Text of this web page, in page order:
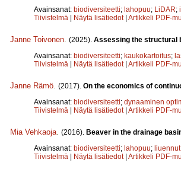
Avainsanat: biodiversiteetti; lahopuu; LiDAR;
Tiivistelmä | Näytä lisätiedot | Artikkeli PDF-
Janne Toivonen (2025). Assessing the structural
Avainsanat: biodiversiteetti; kaukokartoitus;
Tiivistelmä | Näytä lisätiedot | Artikkeli PDF-
Janne Rämö (2017). On the economics of
Avainsanat: biodiversiteetti; dynaaminen
Tiivistelmä | Näytä lisätiedot | Artikkeli PDF-
Mia Vehkaoja (2016). Beaver in the drainage
Avainsanat: biodiversiteetti; lahopuu;
Tiivistelmä | Näytä lisätiedot | Artikkeli PDF-